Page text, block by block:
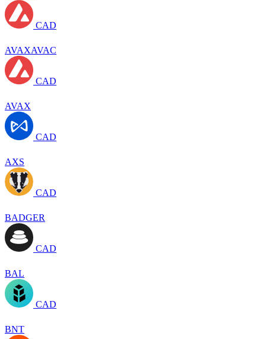
CAD
AVAXAVAC
CAD
AVAX
CAD
AXS
CAD
BADGER
CAD
BAL
CAD
BNT